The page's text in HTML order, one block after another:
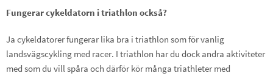
Fungerar cykeldatorn i triathlon också?
Ja cykeldatorer fungerar lika bra i triathlon som för vanlig
landsvägscykling med racer. I triathlon har du dock andra aktiviteter
med som du vill spåra och därför kör många triathleter med